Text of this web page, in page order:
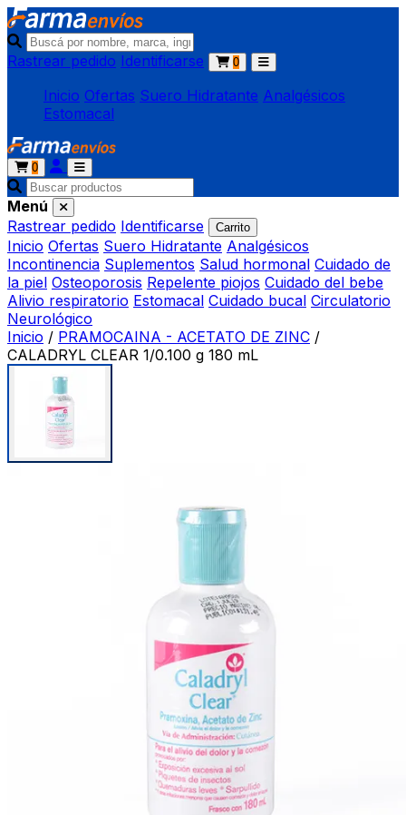
Rastrear pedido Identificarse 0
Inicio Ofertas Suero Hidratante Analgésicos
Estomacal
0
Menú
Rastrear pedido Identificarse Carrito
Inicio Ofertas Suero Hidratante Analgésicos
Incontinencia Suplementos Salud hormonal Cuidado de
la piel Osteoporosis Repelente piojos Cuidado del bebe
Alivio respiratorio Estomacal Cuidado bucal Circulatorio
Neurológico
Inicio / PRAMOCAINA - ACETATO DE ZINC /
CALADRYL CLEAR 1/0.100 g 180 mL